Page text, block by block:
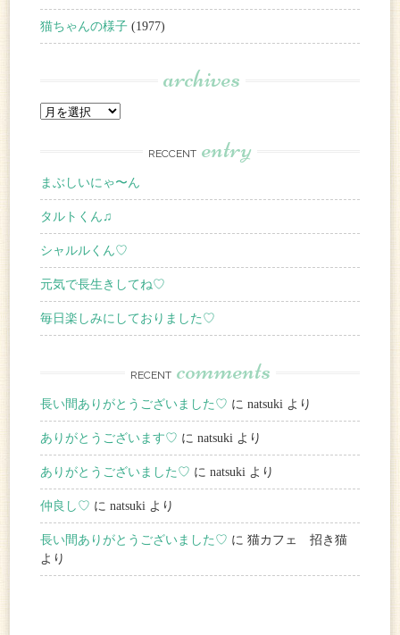
猫ちゃんの様子 (1977)
archives
RECCENT entry
まぶしいにゃ〜ん
タルトくん♫
シャルルくん♡
元気で長生きしてね♡
毎日楽しみにしておりました♡
RECENT comments
長い間ありがとうございました♡ に natsuki より
ありがとうございます♡ に natsuki より
ありがとうございました♡ に natsuki より
仲良し♡ に natsuki より
長い間ありがとうございました♡ に 猫カフェ 招き猫
より